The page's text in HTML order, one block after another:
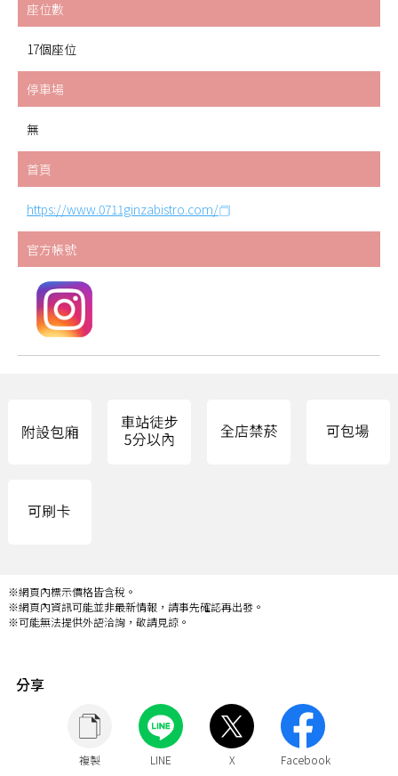
座位數
17個座位
停車場
無
首頁
https://www.0711ginzabistro.com/
官方帳號
※網頁內標示價格皆含稅。
※網頁內資訊可能並非最新情報，請事先確認再出發。
※可能無法提供外語洽詢，敬請見諒。
分享
複製 LINE X Facebook